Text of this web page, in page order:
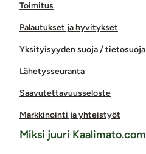
Toimitus
Palautukset ja hyvitykset
Yksityisyyden suoja / tietosuoja
Lähetysseuranta
Saavutettavuusseloste
Markkinointi ja yhteistyöt
Miksi juuri Kaalimato.com